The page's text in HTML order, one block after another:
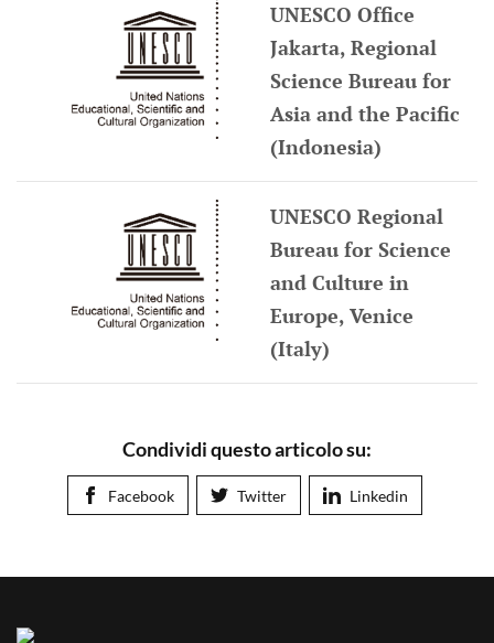
UNESCO Office
Jakarta, Regional
Science Bureau for
Asia and the Pacific
(Indonesia)
UNESCO Regional
Bureau for Science
and Culture in
Europe, Venice
(Italy)
Condividi questo articolo su:
Facebook Twitter Linkedin